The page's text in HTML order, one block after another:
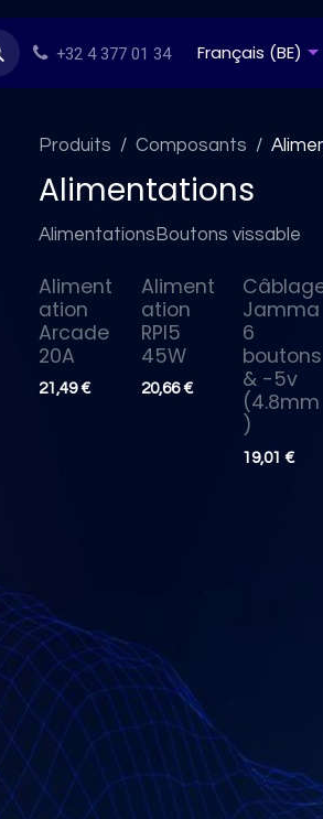
Besoin d'inspiration Tous nos
+32 4 377 01 34 Français (BE)
Produits Composants
Alimentations
Alimentations Boutons vissable
Aliment
ation
Arcade
20A
21,49€
Aliment
ation
RPI5
45W
20,66€
Jamma
6
boutons
& -5v
(4.8mm
)
19,01 €